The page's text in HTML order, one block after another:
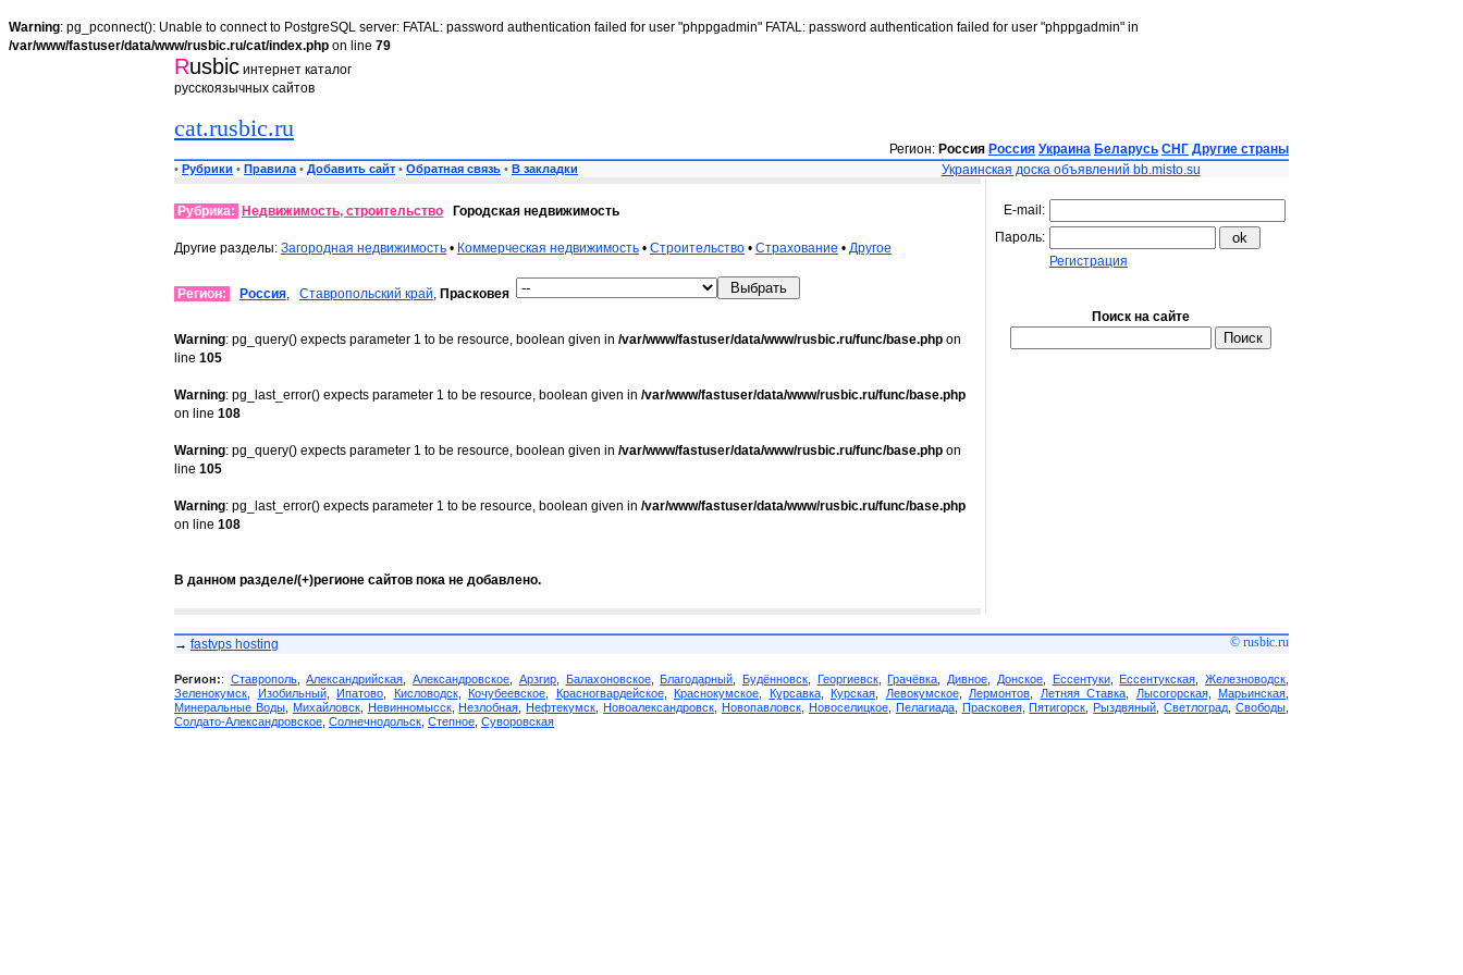
Warning: pg_pconnect(): Unable to connect to PostgreSQL server: FATAL: password authentication failed for user "phppgadmin" FATAL: password authentication failed for user "phppgadmin" in
/var/www/fastuser/data/www/rusbic.ru/cat/index.php on line 79
Rusbic интернет каталог
русскоязычных сайтов
cat.rusbic.ru
Регион: Россия Россия Украина Беларусь СНГ Другие страны
• Рубрики • Правила • Добавить сайт • Обратная связь • В закладки Украинская доска объявлений bb.misto.su
Рубрика: Недвижимость, строительство Городская недвижимость
Другие разделы: Загородная недвижимость • Коммерческая недвижимость • Строительство • Страхование • Другое
Регион: Россия, Ставропольский край, Прасковея
Warning: pg_query() expects parameter 1 to be resource, boolean given in /var/www/fastuser/data/www/rusbic.ru/func/base.php on
line 105
Warning: pg_last_error() expects parameter 1 to be resource, boolean given in /var/www/fastuser/data/www/rusbic.ru/func/base.php
on line 108
Warning: pg_query() expects parameter 1 to be resource, boolean given in /var/www/fastuser/data/www/rusbic.ru/func/base.php on
line 105
Warning: pg_last_error() expects parameter 1 to be resource, boolean given in /var/www/fastuser/data/www/rusbic.ru/func/base.php
on line 108
В данном разделе/(+)регионе сайтов пока не добавлено.
E-mail:
Пароль:
Регистрация
Поиск на сайте
→ fastvps hosting © rusbic.ru
Регион:: Ставрополь,Александрийская ,Александровское Арзгир, Балахоновское,Благодарный ,Будённовск Георгиевск,Грачёвка Дивное Донское, Ессентуки,Ессентукская ,Железноводск
Зеленокумск
Изобильный, Ипатово Кисловодск, Кочубеевское Красногвардейское, Краснокумское Курсавка, Курская Левокумское, Лермонтов Летняя Ставка Лысогорская, Марьинская
Минеральные Воды, Михайловск, Невинномысск,Незлобная ,Нефтекумск ,Новоалександровск ,Новопавловск Новоселицкое, Пелагиада, Прасковея,Пятигорск ,Рыздвяный ,Светлоград ,Свободы
Солдато-Александровское Солнечнодольск Степное Суворовская